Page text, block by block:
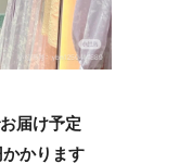
届け予定
かかります